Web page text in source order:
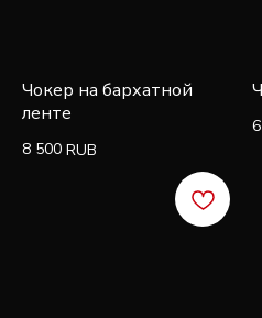
Чокер на бархатной
ленте
8 500 RUB